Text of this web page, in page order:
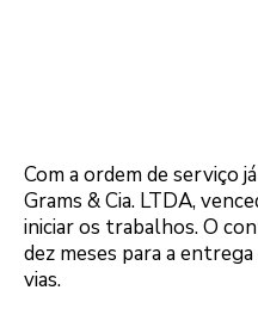
Com a ordem de serviço
Grams & Cia. LTDA,
iniciar os trabalhos. O
dez meses para a
vias.